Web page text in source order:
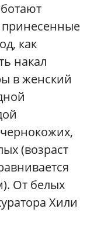
как
накал
в женский
(возраст
От белых
Хили